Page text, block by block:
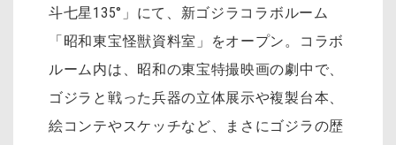
斗七星135°」にて、新ゴジラコラボルーム
「昭和東宝怪獣資料室」をオープン。コラボ
ルーム内は、昭和の東宝特撮映画の劇中で、
ゴジラと戦った兵器の立体展示や複製台本、
絵コンテやスケッチなど、まさにゴジラの歴